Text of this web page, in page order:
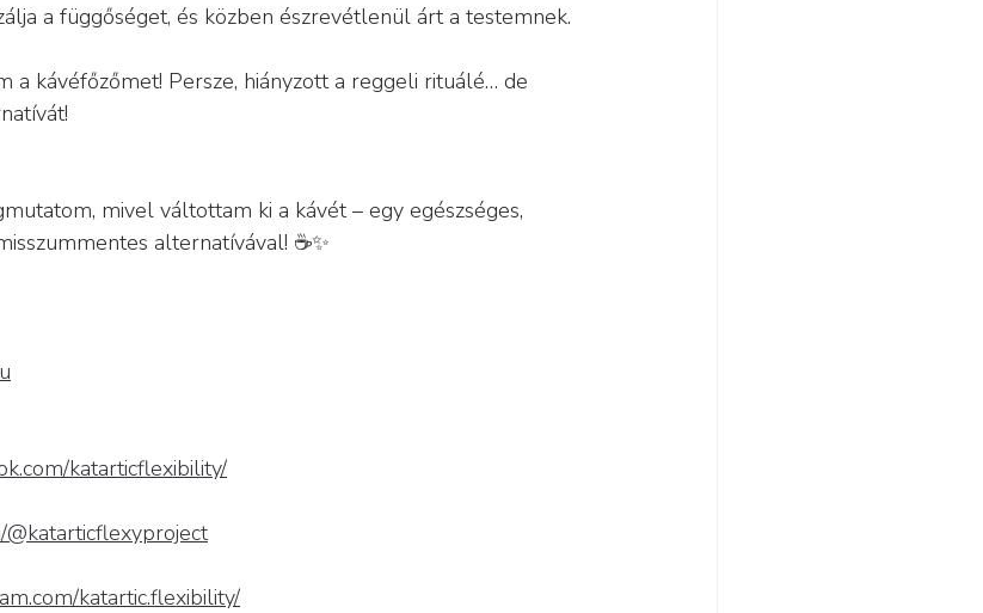
a függőséget, és közben észrevétlenül árt a testemnek.
a kávéfőzőmet! Persze, hiányzott a reggeli rituálé… de
mivel váltottam ki a kávét – egy egészséges,
alternatívával! ☕✨
katarticflexibility/
katartic.flexibility/